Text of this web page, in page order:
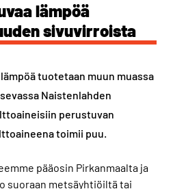
lämpöä
sivuvirroista
tuotetaan muun muassa
Naistenlahden
perustuvan
toimii puu.
pääosin Pirkanmaalta ja
suoraan metsäyhtiöiltä tai